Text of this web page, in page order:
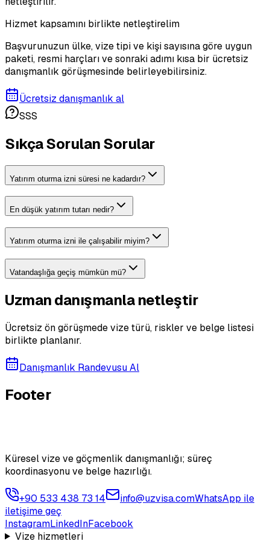
Hizmet kapsamını birlikte netleştirelim
Başvurunuzun ülke, vize tipi ve kişi sayısına göre uygun
paketi, resmi harçları ve sonraki adımı kısa bir ücretsiz
danışmanlık görüşmesinde belirleyebilirsiniz.
Ücretsiz danışmanlık al
SSS
Sıkça Sorulan Sorular
Yatırım oturma izni süresi ne kadardır?
En düşük yatırım tutarı nedir?
Yatırım oturma izni ile çalışabilir miyim?
Vatandaşlığa geçiş mümkün mü?
Uzman danışmanla netleştir
Ücretsiz ön görüşmede vize türü, riskler ve belge listesi
birlikte planlanır.
Danışmanlık Randevusu Al
Footer
Küresel vize ve göçmenlik danışmanlığı; süreç
koordinasyonu ve belge hazırlığı.
+90 533 438 73 14 info@uzvisa.comWhatsApp ile
iletişime geç
InstagramLinkedInFacebook
Vize hizmetleri